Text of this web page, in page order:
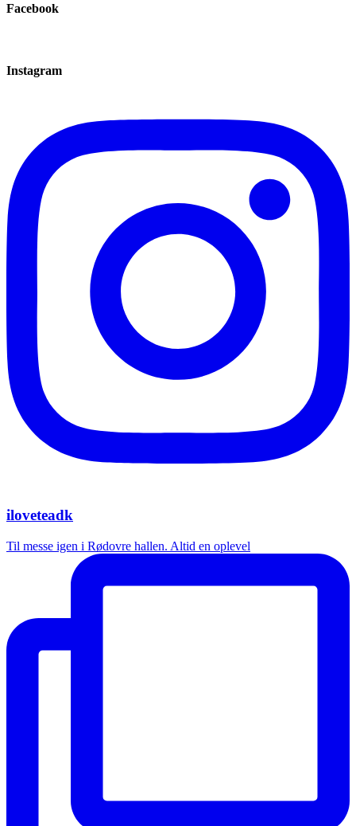
Facebook
Instagram
iloveteadk
Til messe igen i Rødovre hallen. Altid en oplevel